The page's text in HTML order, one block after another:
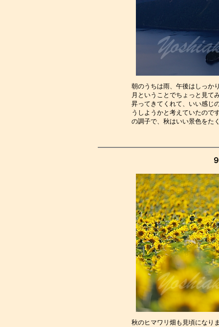
朝のうちは雨、午後はしっか
月ということでちょっと見て
昇ってきてくれて、いい感じ
うしようかと考えていたので
の調子で、秋はいい景
秋のヒマワリ畑も見頃になり